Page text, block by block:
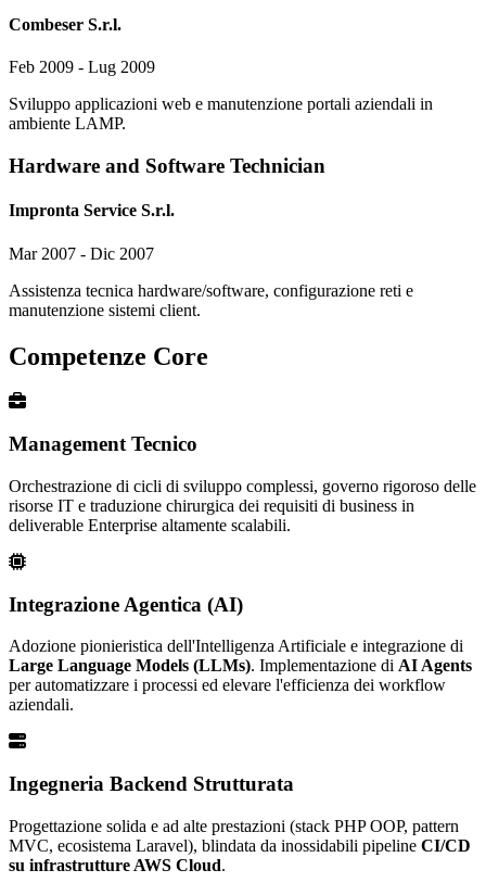
Combeser S.r.l.
Feb 2009 - Lug 2009
Sviluppo applicazioni web e manutenzione portali aziendali in
ambiente LAMP.
Hardware and Software Technician
Impronta Service S.r.l.
Mar 2007 - Dic 2007
Assistenza tecnica hardware/software, configurazione reti e
manutenzione sistemi client.
Competenze Core
Management Tecnico
Orchestrazione di cicli di sviluppo complessi, governo rigoroso delle
risorse IT e traduzione chirurgica dei requisiti di business in
deliverable Enterprise altamente scalabili.
Integrazione Agentica (AI)
Adozione pionieristica dell'Intelligenza Artificiale e integrazione di
Large Language Models (LLMs). Implementazione di AI Agents
per automatizzare i processi ed elevare l'efficienza dei workflow
aziendali.
Ingegneria Backend Strutturata
Progettazione solida e ad alte prestazioni (stack PHP OOP, pattern
MVC, ecosistema Laravel), blindata da inossidabili pipeline CI/CD
su infrastrutture AWS Cloud.